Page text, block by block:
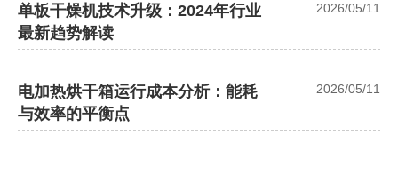
单板干燥机技术升级：2024年行业
最新趋势解读
2026/05/11
电加热烘干箱运行成本分析：能耗
与效率的平衡点
2026/05/11